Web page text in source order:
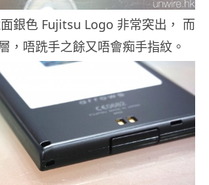
銀色 Fujitsu Logo 非常突出， 而
，唔跣手之餘又唔會痴手指紋。